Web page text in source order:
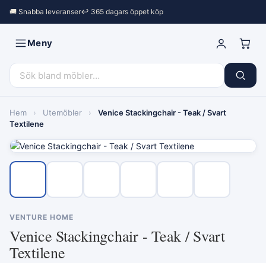
🚚 Snabba leveranser↩︎ 365 dagars öppet köp
Meny
Hem › Utemöbler ›
Venice Stackingchair - Teak / Svart
Textilene
VENTURE HOME
Venice Stackingchair - Teak / Svart
Textilene